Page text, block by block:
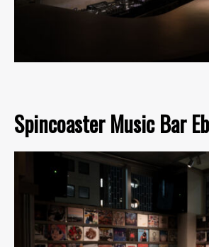
Spincoaster Music Bar